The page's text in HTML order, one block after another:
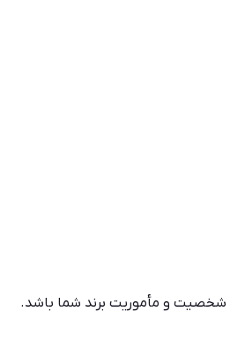
شخصیت و مأموریت برند شما باشد.